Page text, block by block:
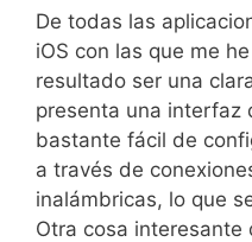
De todas las
iOS con las que me
resultado ser una
presenta una interfaz
bastante fácil de
a través de
inalámbricas, lo que
Otra cosa interesante